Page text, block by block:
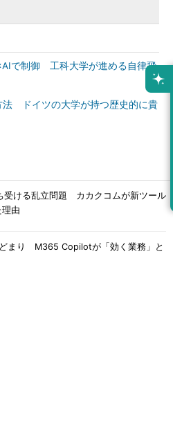
で制御 工科大学が進める自律飛
法 ドイツの大学が持つ歴史的に貴
受ける乱立問題 カカクコムが新ツール
由
まり M365 Copilotが「効く業務」と